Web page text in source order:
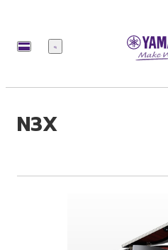
เมนู
N3X